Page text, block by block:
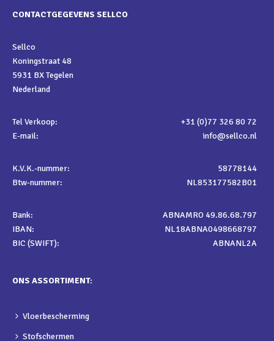
CONTACTGEGEVENS SELLCO
Sellco
Koningstraat 48
5931 BX Tegelen
Nederland
Tel Verkoop:
+31 (0)77 326 80 72
E-mail:
info@sellco.nl
K.V.K.-nummer:
58778144
Btw-nummer:
NL853177582B01
Bank:
ABNAMRO 49.86.68.797
IBAN:
NL18ABNA0498668797
BIC (SWIFT):
ABNANL2A
ONS ASSORTIMENT:
Vloerbescherming
Stofschermen